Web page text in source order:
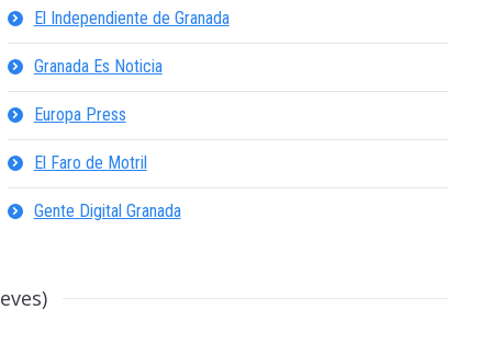
El Independiente de Granada
Granada Es Noticia
Europa Press
El Faro de Motril
Gente Digital Granada